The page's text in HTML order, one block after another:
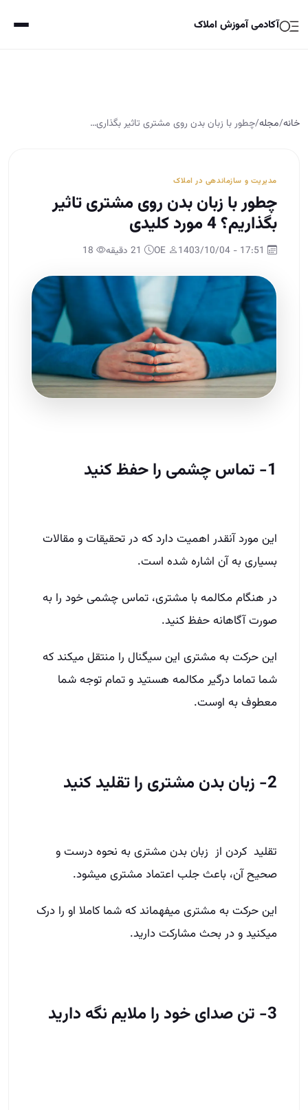
آکادمی آموزش املاک
خانه/مجله/چطور با زبان بدن روی مشتری تاثیر بگذاری…
مدیریت و سازماندهی در املاک
چطور با زبان بدن روی مشتری تاثیر
بگذاریم؟ 4 مورد کلیدی
1- تماس چشمی را حفظ کنید
این مورد آنقدر اهمیت دارد که در تحقیقات و مقالات
بسیاری به آن اشاره شده است.
در هنگام مکالمه با مشتری، تماس چشمی خود را به
صورت آگاهانه حفظ کنید.
این حرکت به مشتری این سیگنال را منتقل می­کند که
شما تماما درگیر مکالمه هستید و تمام توجه شما
معطوف به اوست.
2- زبان بدن مشتری را تقلید کنید
تقلید کردن از زبان بدن مشتری به نحوه درست و
صحیح آن، باعث جلب اعتماد مشتری میشود.
این حرکت به مشتری می­فهماند که شما کاملا او را درک
می­کنید و در بحث مشارکت دارید.
3- تن صدای خود را ملایم نگه دارید